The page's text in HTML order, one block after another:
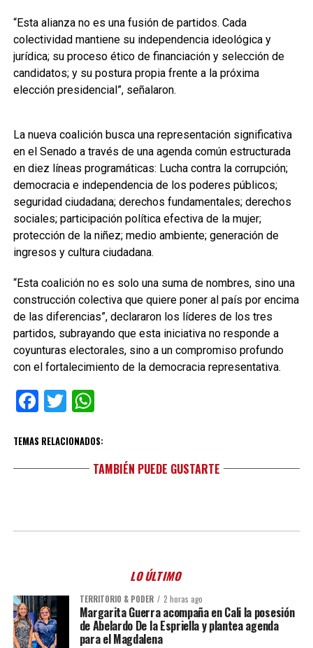
“Esta alianza no es una fusión de partidos. Cada
colectividad mantiene su independencia ideológica y
jurídica; su proceso ético de financiación y selección de
candidatos; y su postura propia frente a la próxima
elección presidencial”, señalaron.
La nueva coalición busca una representación significativa
en el Senado a través de una agenda común estructurada
en diez líneas programáticas: Lucha contra la corrupción;
democracia e independencia de los poderes públicos;
seguridad ciudadana; derechos fundamentales; derechos
sociales; participación política efectiva de la mujer;
protección de la niñez; medio ambiente; generación de
ingresos y cultura ciudadana.
“Esta coalición no es solo una suma de nombres, sino una
construcción colectiva que quiere poner al país por encima
de las diferencias”, declararon los líderes de los tres
partidos, subrayando que esta iniciativa no responde a
coyunturas electorales, sino a un compromiso profundo
con el fortalecimiento de la democracia representativa.
Facebook
TwitterWhatsApp
TEMAS RELACIONADOS:
TAMBIÉN PUEDE GUSTARTE
LO ÚLTIMO
TERRITORIO & PODER 2 horas ago
Margarita Guerra acompaña en Cali la posesión
de Abelardo De la Espriella y plantea agenda
para el Magdalena